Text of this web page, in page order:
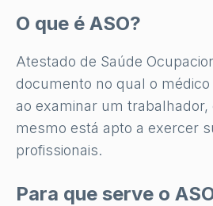
O que é ASO?
Atestado de Saúde
documento no qual o
ao examinar um trabalhador,
mesmo está apto a exercer
profissionais.
Para que serve o